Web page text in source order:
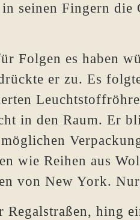
seinen Fingern
Folgen es haben
er zu. Es
in den Raum. Er
wie Reihen aus
von New York.
Regalstraßen, hing